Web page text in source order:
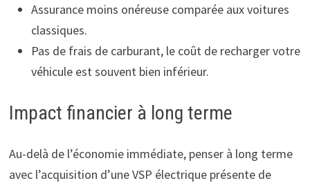
Assurance moins onéreuse comparée aux voitures
classiques.
Pas de frais de carburant, le coût de recharger votre
véhicule est souvent bien inférieur.
Impact financier à long terme
Au-delà de l’économie immédiate, penser à long terme
avec l’acquisition d’une VSP électrique présente de